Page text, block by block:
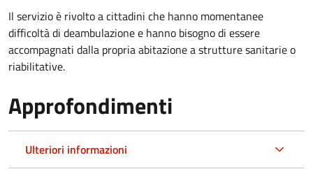
Il servizio è rivolto a cittadini che hanno momentanee
difficoltà di deambulazione e hanno bisogno di essere
accompagnati dalla propria abitazione a strutture sanitarie o
riabilitative.
Approfondimenti
Ulteriori informazioni